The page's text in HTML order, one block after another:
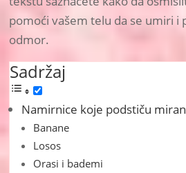
pomoći vašem telu da se umiri i
odmor.
Sadržaj
Namirnice koje podstiču
Banane
Losos
Orasi i bademi